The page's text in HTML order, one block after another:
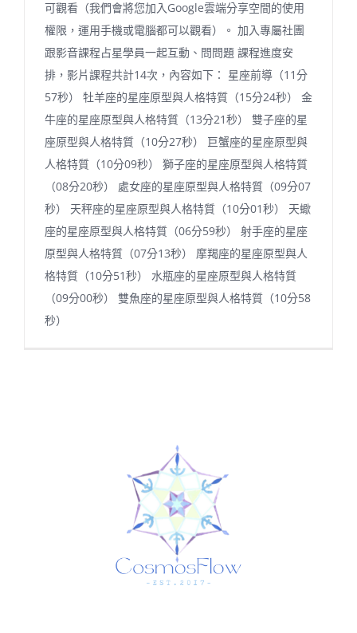
可觀看（我們會將您加入Google雲端分享空間的使用
權限，運用手機或電腦都可以觀看）。 加入專屬社團
跟影音課程占星學員一起互動、問問題 課程進度安
排，影片課程共計14次，內容如下： 星座前導（11分
57秒） 牡羊座的星座原型與人格特質（15分24秒） 金
牛座的星座原型與人格特質（13分21秒） 雙子座的星
座原型與人格特質（10分27秒） 巨蟹座的星座原型與
人格特質（10分09秒） 獅子座的星座原型與人格特質
（08分20秒） 處女座的星座原型與人格特質（09分07
秒） 天秤座的星座原型與人格特質（10分01秒） 天蠍
座的星座原型與人格特質（06分59秒） 射手座的星座
原型與人格特質（07分13秒） 摩羯座的星座原型與人
格特質（10分51秒） 水瓶座的星座原型與人格特質
（09分00秒） 雙魚座的星座原型與人格特質（10分58
秒）